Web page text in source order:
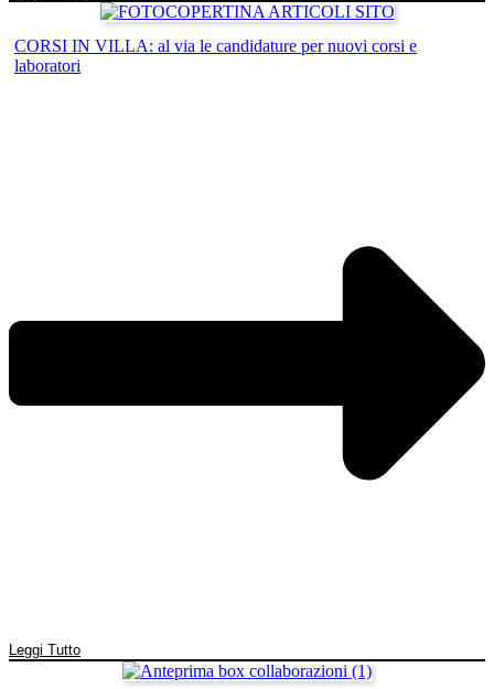
CORSI IN VILLA: al via le candidature per nuovi corsi e
laboratori
Leggi Tutto